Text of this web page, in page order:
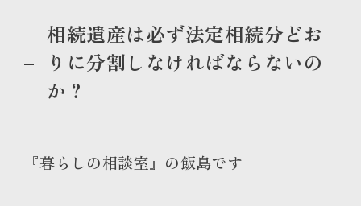
相続遺産は必ず法定相続分どお
りに分割しなければならないの
か？
『暮らしの相談室』の飯島です